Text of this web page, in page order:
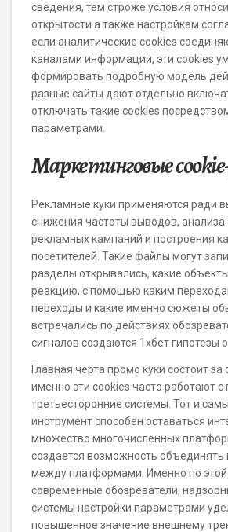
сведения, тем строже условия
открытости а также настройкам
если аналитические cookies
каналами информации, эти cookies
формировать подробную модель
разные сайты дают отдельно
отключать такие cookies
параметрами.
Маркетинговые
Рекламные куки применяются ради
снижения частоты выводов, анализа
рекламных кампаний и построения
посетителей. Такие файлы могут
разделы открывались, какие
реакцию, с помощью каким
переходы и какие именно сюжеты
встречались по действиях
сигналов создаются 1хбет гипотезы
Главная черта промо куки состоит за
именно эти cookies часто работают
третьесторонние системы. Тот и
инструмент способен оставаться
множество многочисленных
создается возможность объединять
между платформами. Именно по этой
современные обозреватели,
системы настройки параметрами
повышенное значение внешнему